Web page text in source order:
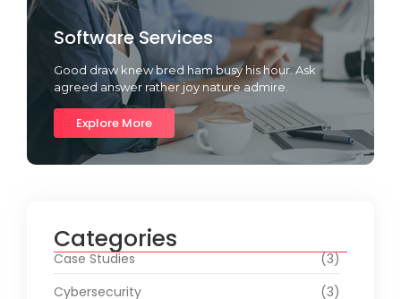
Software Services
Good draw knew bred ham busy his hour. Ask
agreed answer rather joy nature admire.
Explore More
Categories
Case Studies
(3)
Cybersecurity
(3)